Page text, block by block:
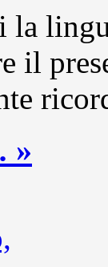
il
»